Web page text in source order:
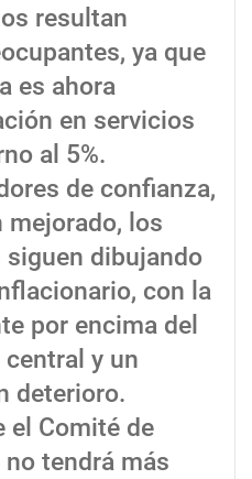
resultan
ya que
es ahora
en servicios
al 5%.
de confianza,
mejorado, los
dibujando
con la
por encima del
y un
deterioro.
el Comité de
tendrá más